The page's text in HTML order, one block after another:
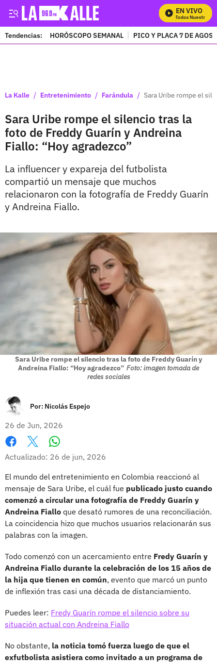
EN VIVO
Mira Todos Nuestros
Tendencias: HORÓSCOPO SEMANAL PICO Y PLACA 7 DE
La Kalle / Entretenimiento / Farándula / Sara Uribe rompe el
Sara Uribe rompe el silencio tras la
foto de Freddy Guarín y Andreina
Fiallo: “Hoy agradezco”
La influencer y expareja del futbolista
compartió un mensaje que muchos
relacionaron con la fotografía de Freddy Guarín
y Andreina Fiallo.
Sara Uribe rompe el silencio tras la foto de Freddy Guarín y
Andreina Fiallo: “Hoy agradezco” Foto: imagen tomada de
redes sociales
Por: Nicolás Espejo
26 de Jun, 2026
Facebook
X
Actualizado: 26 de jun, 2026
El mundo del entretenimiento en Colombia reaccionó al
mensaje de Sara Uribe, el cuál fue publicado justo cuando
comenzó a circular una fotografía de Freddy Guarín y
Andreina Fiallo que desató rumores de una reconciliación.
La coincidencia hizo que muchos usuarios relacionarán sus
palabras con la imagen.
Todo comenzó con un acercamiento entre Fredy Guarín y
Andreina Fiallo durante la celebración de los 15 años de
la hija que tienen en común, evento que marcó un punto
de inflexión tras casi una década de distanciamiento.
Puedes leer: Fredy Guarín rompe el silencio sobre su
situación actual con Andreina Fiallo
No obstante, la noticia tomó fuerza luego de que el
exfutbolista asistiera como invitado a un programa de